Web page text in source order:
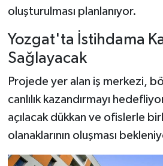
oluşturulması planlanıyor.
Yozgat'ta İstihdama
Sağlayacak
Projede yer alan iş merkezi,
canlılık kazandırmayı
açılacak dükkan ve ofislerle
olanaklarının oluşması